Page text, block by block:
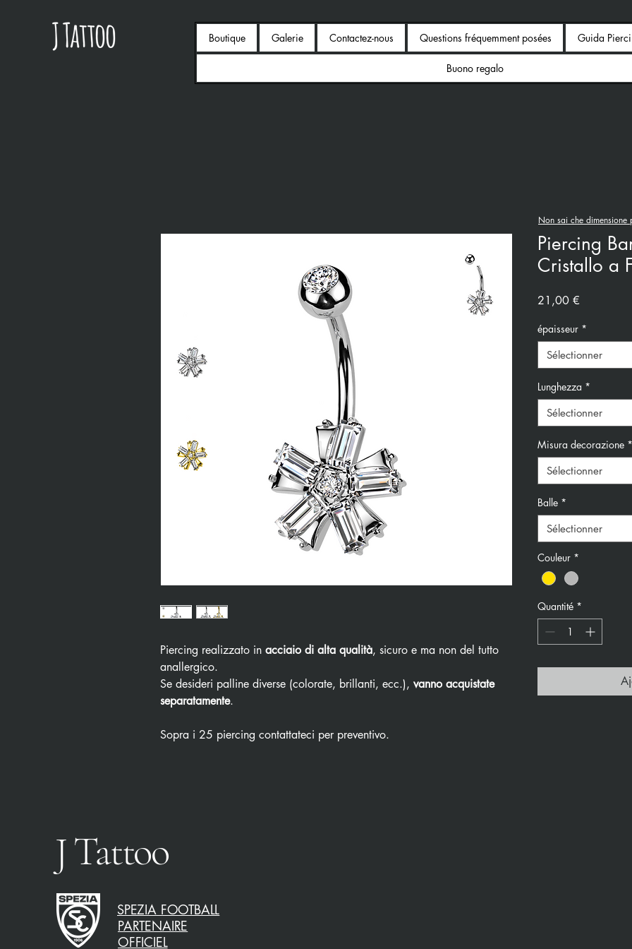
Boutique Galerie Contactez-nous Questions fréquemment posées Guida
Buono regalo
Piercing realizzato in acciaio di alta qualità, sicuro e ma non del tutto
anallergico.
Se desideri palline diverse (colorate, brillanti, ecc.), vanno acquistate
separatamente.
Sopra i 25 piercing contattateci per preventivo.
Piercing
Cristallo a
21,00 €
épaisseur *
Sélectionner
Lunghezza *
Sélectionner
Misura decorazione *
Sélectionner
Balle *
Sélectionner
Couleur *
Quantité *
Non sai che
J Tattoo
SPEZIA FOOTBALL
PARTENAIRE
OFFICIEL